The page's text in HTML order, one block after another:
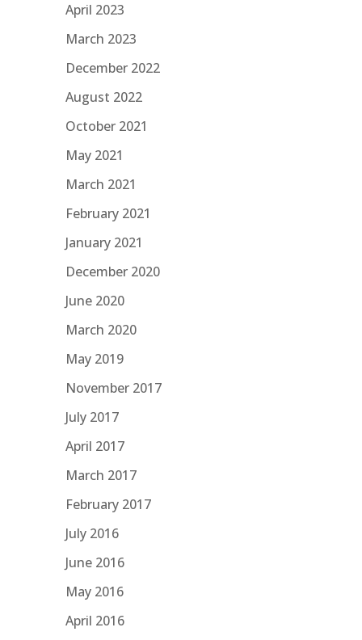
April 2023
March 2023
December 2022
August 2022
October 2021
May 2021
March 2021
February 2021
January 2021
December 2020
June 2020
March 2020
May 2019
November 2017
July 2017
April 2017
March 2017
February 2017
July 2016
June 2016
May 2016
April 2016